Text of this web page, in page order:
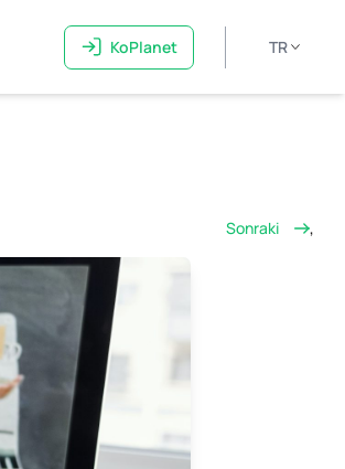
KoPlanet TR
Sonraki ,